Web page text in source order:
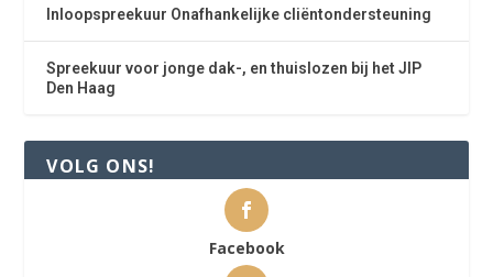
Inloopspreekuur Onafhankelijke cliëntondersteuning
Spreekuur voor jonge dak-, en thuislozen bij het JIP
Den Haag
VOLG ONS!
Facebook